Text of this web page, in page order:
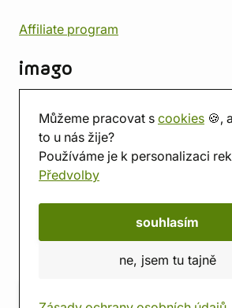
Můžeme pracovat s cookies 🍪,
to u nás žije?
Používáme je k personalizaci
Předvolby
souhlasím
ne, jsem tu tajně
Affiliate program
imago
Prodejna
Herna
O nás
Hodnocení obchodu